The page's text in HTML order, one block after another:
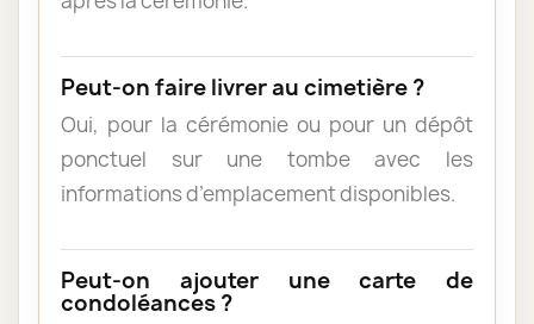
Peut-on faire livrer au cimetière ?
Oui, pour la cérémonie ou pour un dépôt
ponctuel sur une tombe avec les
informations d’emplacement disponibles.
Peut-on ajouter une carte de
condoléances ?